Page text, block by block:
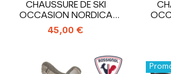
CHAUSSURE DE SKI
OCCASION NORDICA
SPORTMACHINE 85 XWR
45,00 €